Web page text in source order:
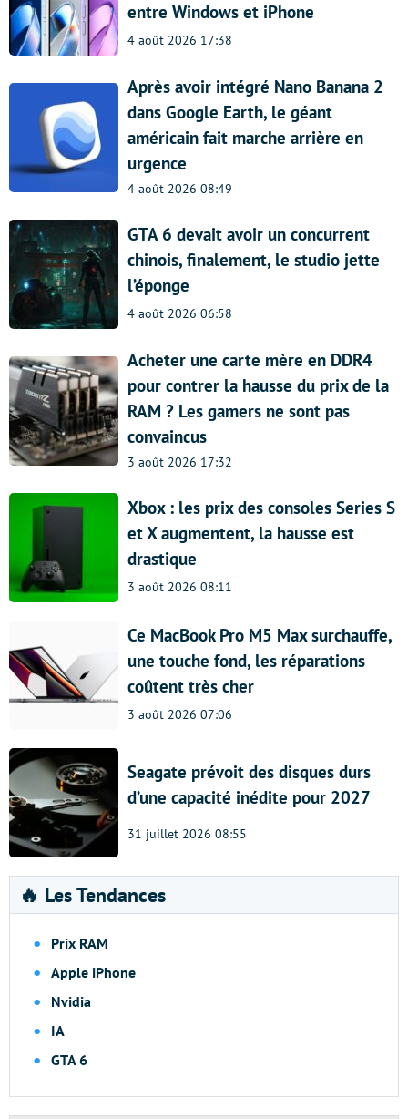
entre Windows et iPhone
4 août 2026 17:38
Après avoir intégré Nano Banana 2
dans Google Earth, le géant
américain fait marche arrière en
urgence
4 août 2026 08:49
GTA 6 devait avoir un concurrent
chinois, finalement, le studio jette
l’éponge
4 août 2026 06:58
Acheter une carte mère en DDR4
pour contrer la hausse du prix de la
RAM ? Les gamers ne sont pas
convaincus
3 août 2026 17:32
Xbox : les prix des consoles Series S
et X augmentent, la hausse est
drastique
3 août 2026 08:11
Ce MacBook Pro M5 Max surchauffe,
une touche fond, les réparations
coûtent très cher
3 août 2026 07:06
Seagate prévoit des disques durs
d’une capacité inédite pour 2027
31 juillet 2026 08:55
🔥 Les Tendances
Prix RAM
Apple iPhone
Nvidia
IA
GTA 6